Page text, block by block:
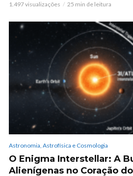
1.497 visualizações 25 min de leitura
Astronomia, Astrofísica e Cosmologia
O Enigma Interstellar: A
Alienígenas no Coração